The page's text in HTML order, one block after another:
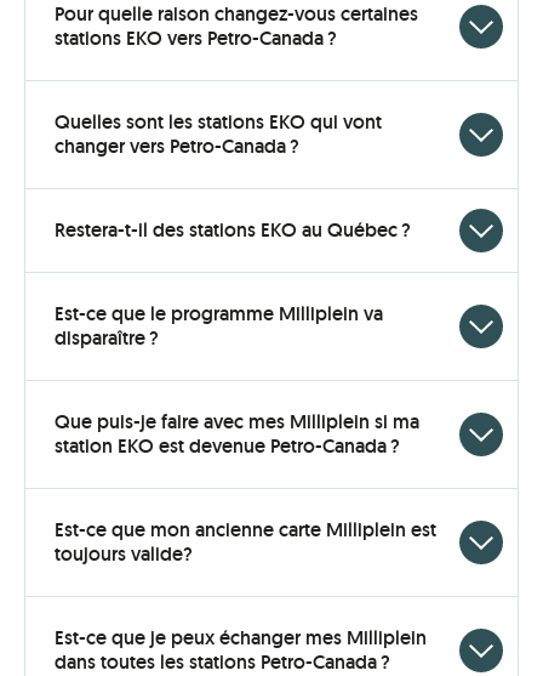
Pour quelle raison changez-vous certaines
stations EKO vers Petro-Canada ?
open
Quelles sont les stations EKO qui vont
changer vers Petro-Canada ?
open
Restera-t-il des stations EKO au Québec ?
open
Est-ce que le programme Milliplein va
disparaître ?
open
Que puis-je faire avec mes Milliplein si ma
station EKO est devenue Petro-Canada ?
open
Est-ce que mon ancienne carte Milliplein est
toujours valide?
open
Est-ce que je peux échanger mes Milliplein
dans toutes les stations Petro-Canada ?